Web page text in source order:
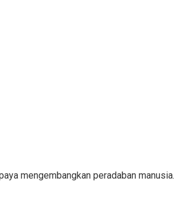
mengembangkan peradaban